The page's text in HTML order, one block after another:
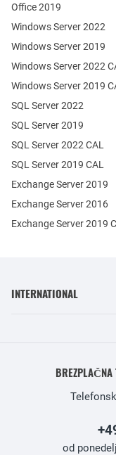
Office 2019
Windows Server 2022
Windows Server 2019
Exchange Server 2019
Exchange Server 2016
SQL Server 2022
SQL Server 2019
Windows Server 2022
Windows Server 2019
SQL Server 2022 CAL
SQL Server 2019 CAL
Exchange Server 2019
INTERNATIONAL
BREZPLAČNA
od